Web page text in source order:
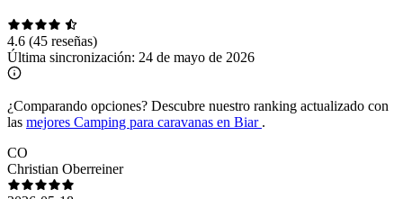
4.6 (45 reseñas)
Última sincronización: 24 de mayo de 2026
¿Comparando opciones? Descubre nuestro ranking actualizado con
las mejores Camping para caravanas en Biar .
CO
Christian Oberreiner